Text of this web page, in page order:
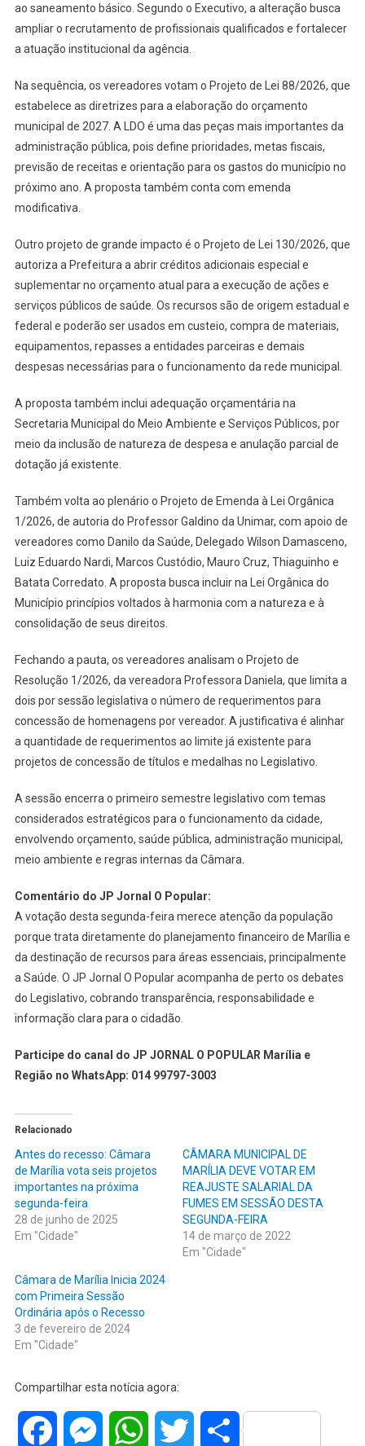
ao saneamento básico. Segundo o Executivo, a alteração busca
ampliar o recrutamento de profissionais qualificados e fortalecer
a atuação institucional da agência.
Na sequência, os vereadores votam o Projeto de Lei 88/2026, que
estabelece as diretrizes para a elaboração do orçamento
municipal de 2027. A LDO é uma das peças mais importantes da
administração pública, pois define prioridades, metas fiscais,
previsão de receitas e orientação para os gastos do município no
próximo ano. A proposta também conta com emenda
modificativa.
Outro projeto de grande impacto é o Projeto de Lei 130/2026, que
autoriza a Prefeitura a abrir créditos adicionais especial e
suplementar no orçamento atual para a execução de ações e
serviços públicos de saúde. Os recursos são de origem estadual e
federal e poderão ser usados em custeio, compra de materiais,
equipamentos, repasses a entidades parceiras e demais
despesas necessárias para o funcionamento da rede municipal.
A proposta também inclui adequação orçamentária na
Secretaria Municipal do Meio Ambiente e Serviços Públicos, por
meio da inclusão de natureza de despesa e anulação parcial de
dotação já existente.
Também volta ao plenário o Projeto de Emenda à Lei Orgânica
1/2026, de autoria do Professor Galdino da Unimar, com apoio de
vereadores como Danilo da Saúde, Delegado Wilson Damasceno,
Luiz Eduardo Nardi, Marcos Custódio, Mauro Cruz, Thiaguinho e
Batata Corredato. A proposta busca incluir na Lei Orgânica do
Município princípios voltados à harmonia com a natureza e à
consolidação de seus direitos.
Fechando a pauta, os vereadores analisam o Projeto de
Resolução 1/2026, da vereadora Professora Daniela, que limita a
dois por sessão legislativa o número de requerimentos para
concessão de homenagens por vereador. A justificativa é alinhar
a quantidade de requerimentos ao limite já existente para
projetos de concessão de títulos e medalhas no Legislativo.
A sessão encerra o primeiro semestre legislativo com temas
considerados estratégicos para o funcionamento da cidade,
envolvendo orçamento, saúde pública, administração municipal,
meio ambiente e regras internas da Câmara.
Comentário do JP Jornal O Popular:
A votação desta segunda-feira merece atenção da população
porque trata diretamente do planejamento financeiro de Marília e
da destinação de recursos para áreas essenciais, principalmente
a Saúde. O JP Jornal O Popular acompanha de perto os debates
do Legislativo, cobrando transparência, responsabilidade e
informação clara para o cidadão.
Participe do canal do JP JORNAL O POPULAR Marília e
Região no WhatsApp: 014 99797-3003
Relacionado
Antes do recesso: Câmara
de Marília vota seis projetos
importantes na próxima
segunda-feira
28 de junho de 2025
Em "Cidade"
CÂMARA MUNICIPAL DE
MARÍLIA DEVE VOTAR EM
REAJUSTE SALARIAL DA
FUMES EM SESSÃO DESTA
SEGUNDA-FEIRA
14 de março de 2022
Em "Cidade"
Câmara de Marília Inicia 2024
com Primeira Sessão
Ordinária após o Recesso
3 de fevereiro de 2024
Em "Cidade"
Compartilhar esta notícia agora:
Facebook MessengerWhatsAppTwitter Share